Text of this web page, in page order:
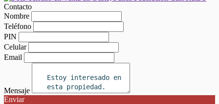
Contacto
Nombre
Teléfono
PIN
Celular
Email
Mensaje
Enviar